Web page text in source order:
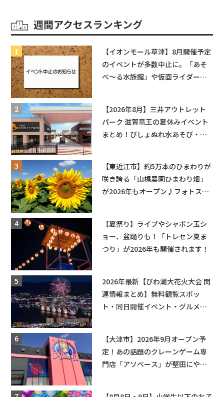
週間アクセスランキング
【イオンモール草津】8月開催予定
のイベントが多数中止に。「あそ
べ〜る水族館」や仮面ライダーシ
【2026年8月】三井アウトレット
パーク 滋賀竜王の夏休みイベント
まとめ！びしょぬれ水あそび・激
【東近江市】約5万本のひまわりが
咲き誇る「山梶農園ひまわり畑」
が2026年もオープン♪フォトスポ
【夏祭り】ライブやシャボン玉シ
ョー、盆踊りも！「トレセン夏ま
つり」が2026年も開催されます！
2026年最新【びわ湖大花火大会 関
連情報まとめ】無料観覧スポッ
ト・同日開催イベント・グルメマ
【大津市】2026年9月オープン予
定！あの話題のクレーンゲーム専
門店「アソベース」が堅田にやっ